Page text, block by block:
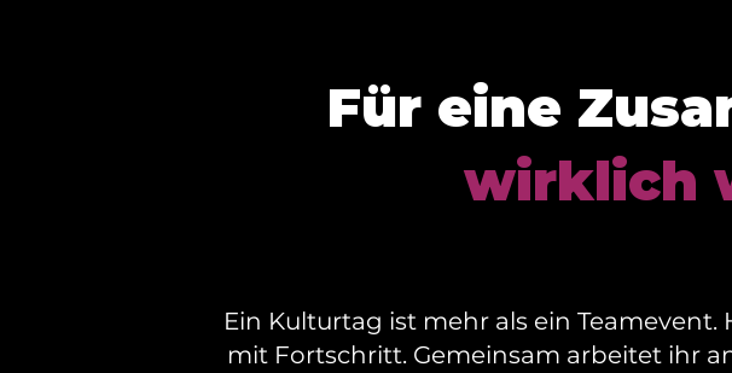
Für eine
wirklich
Ein Kulturtag ist mehr als ein
mit Fortschritt. Gemeinsam arbeitet ihr